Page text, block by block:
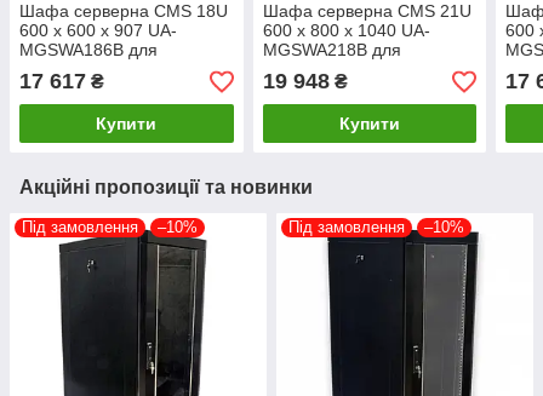
Шафа серверна CMS 18U
600 х 600 х 907 UA-
MGSWA186B для
мережевого обладнання
17 617 ₴
Купити
Шафа серверна CMS 21U
600 х 800 х 1040 UA-
MGSWA218B для
мережевого обладнання
19 948₴
Купити
600
17
Акційні пропозиції та новинки
Під замовлення –10% Під замовлення –10%